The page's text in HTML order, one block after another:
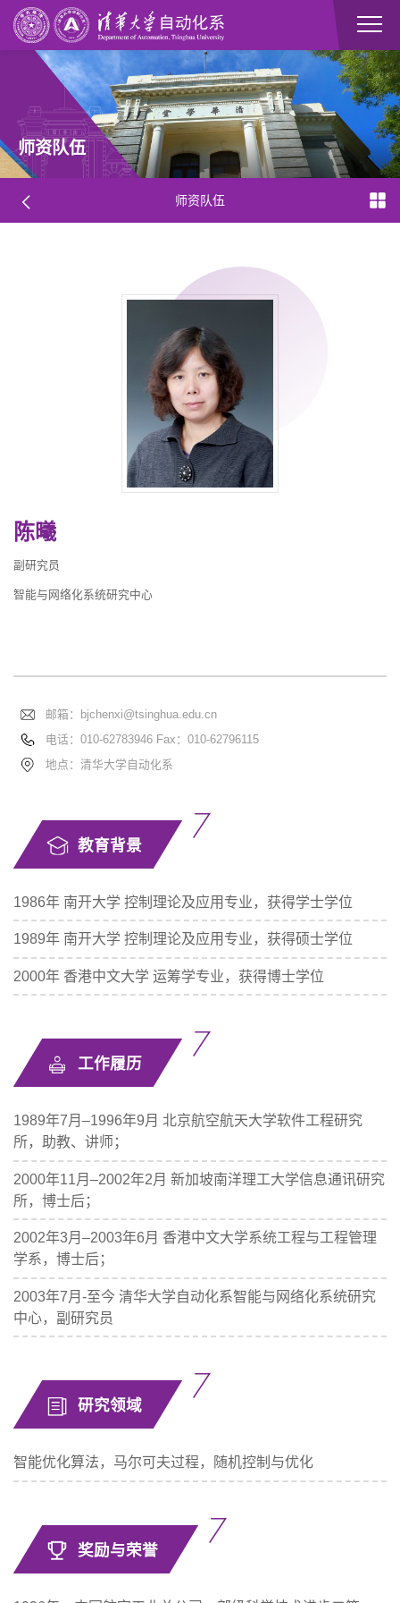
师资队伍
师资队伍
陈曦
副研究员
智能与网络化系统研究中心
邮箱： bjchenxi@tsinghua.edu.cn
电话： 010-62783946 Fax：010-62796115
地点：清华大学自动化系
教育背景
1986年 南开大学 控制理论及应用专业，获得学士学位
1989年 南开大学 控制理论及应用专业，获得硕士学位
2000年 香港中文大学 运筹学专业，获得博士学位
工作履历
1989年7月–1996年9月 北京航空航天大学软件工程研究
所，助教、讲师；
2000年11月–2002年2月 新加坡南洋理工大学信息通讯研究
所，博士后；
2002年3月–2003年6月 香港中文大学系统工程与工程管理
学系，博士后；
2003年7月-至今 清华大学自动化系智能与网络化系统研究
中心，副研究员
研究领域
智能优化算法，马尔可夫过程，随机控制与优化
奖励与荣誉